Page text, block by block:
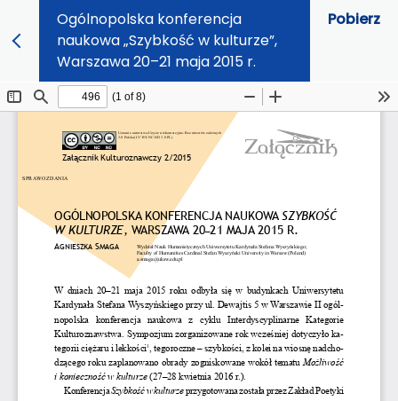
Ogólnopolska konferencja
naukowa „Szybkość w kulturze”,
Warszawa 20–21 maja 2015 r.
Pobierz